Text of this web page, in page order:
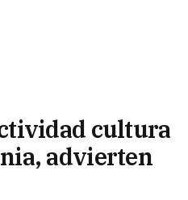
cultura
advierten